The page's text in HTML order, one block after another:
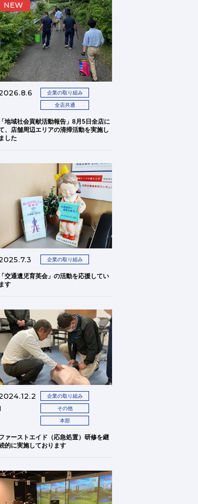
企業の取り組み
全店共通
「地域社会貢献活動報告」8月5日全店に
、店舗周辺エリアの清掃活動を実施し
ました
NEW
企業の取り組み
「交通遺児育英会」の活動を応援してい
ます
企業の取り組み
その他
本部
ァーストエイド（応急処置）研修を継
的に実施しております